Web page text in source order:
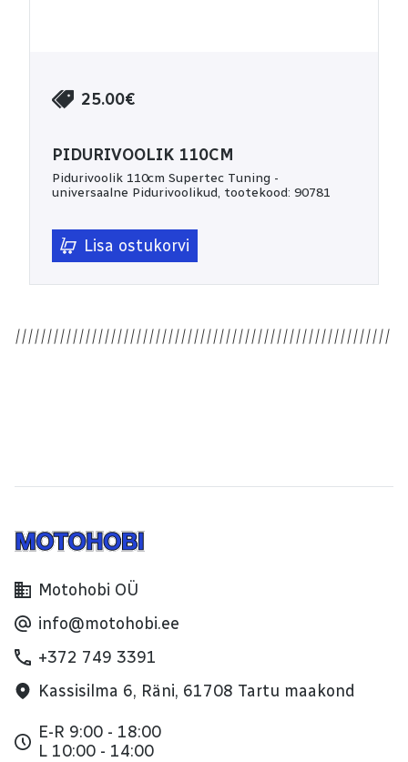
25.00€
PIDURIVOOLIK 110CM
Pidurivoolik 110cm Supertec Tuning -
universaalne Pidurivoolikud, tootekood: 90781
Lisa ostukorvi
Motohobi OÜ
info@motohobi.ee
+372 749 3391
Kassisilma 6, Räni, 61708 Tartu maakond
E-R 9:00 - 18:00
L 10:00 - 14:00